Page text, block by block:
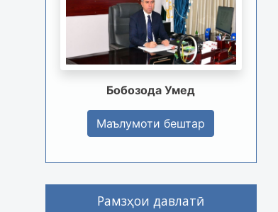
Бобозода Умед
Маълумоти бештар
Рамзҳои давлатӣ